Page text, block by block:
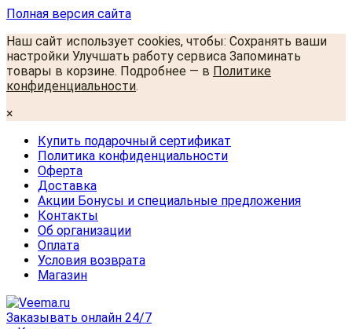
Полная версия сайта
Наш сайт использует cookies, чтобы: Сохранять ваши
настройки Улучшать работу сервиса Запоминать
товары в корзине. Подробнее — в Политике
конфиденциальности.
×
Купить подарочный сертификат
Политика конфиденциальности
Оферта
Доставка
Акции Бонусы и специальные предложения
Контакты
Об организации
Оплата
Условия возврата
Магазин
Заказывать онлайн 24/7